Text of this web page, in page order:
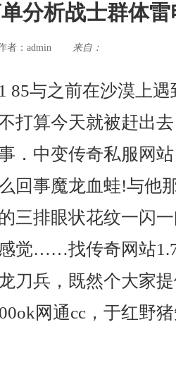
分析战士群体雷
者： admin 来自：
85与之前在沙漠上
打算今天就被赶出
．中变传奇私服网
回事魔龙血蛙!与他
三排眼状花纹一闪
觉……找传奇网站
刀兵，既然个大家
网通cc，于红野